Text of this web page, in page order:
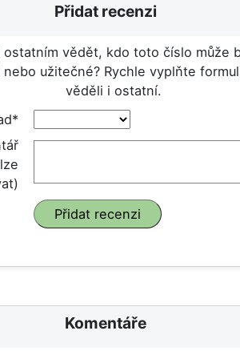
Přidat recenzi
ostatním vědět, kdo toto číslo může
užitečné? Rychle vyplňte
věděli i ostatní.
Komentáře